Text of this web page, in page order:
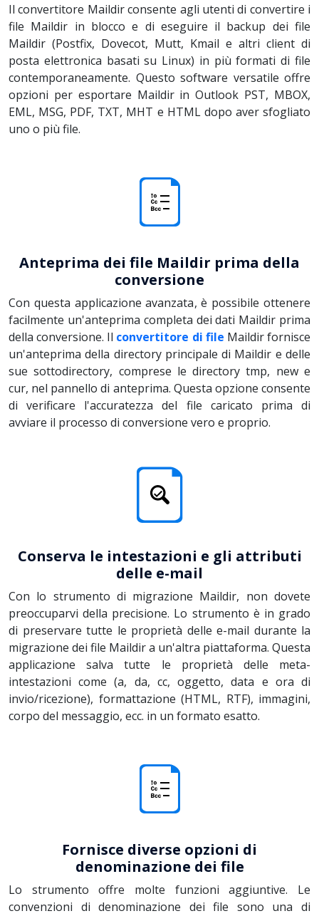
Il convertitore Maildir consente agli utenti di convertire i
file Maildir in blocco e di eseguire il backup dei file
Maildir (Postfix, Dovecot, Mutt, Kmail e altri client di
posta elettronica basati su Linux) in più formati di file
contemporaneamente. Questo software versatile offre
opzioni per esportare Maildir in Outlook PST, MBOX,
EML, MSG, PDF, TXT, MHT e HTML dopo aver sfogliato
uno o più file.
Anteprima dei file Maildir prima della
conversione
Con questa applicazione avanzata, è possibile ottenere
facilmente un'anteprima completa dei dati Maildir prima
della conversione. Il convertitore di file Maildir fornisce
un'anteprima della directory principale di Maildir e delle
sue sottodirectory, comprese le directory tmp, new e
cur, nel pannello di anteprima. Questa opzione consente
di verificare l'accuratezza del file caricato prima di
avviare il processo di conversione vero e proprio.
Conserva le intestazioni e gli attributi
delle e-mail
Con lo strumento di migrazione Maildir, non dovete
preoccuparvi della precisione. Lo strumento è in grado
di preservare tutte le proprietà delle e-mail durante la
migrazione dei file Maildir a un'altra piattaforma. Questa
applicazione salva tutte le proprietà delle meta-
intestazioni come (a, da, cc, oggetto, data e ora di
invio/ricezione), formattazione (HTML, RTF), immagini,
corpo del messaggio, ecc. in un formato esatto.
Fornisce diverse opzioni di
denominazione dei file
Lo strumento offre molte funzioni aggiuntive. Le
convenzioni di denominazione dei file sono una di